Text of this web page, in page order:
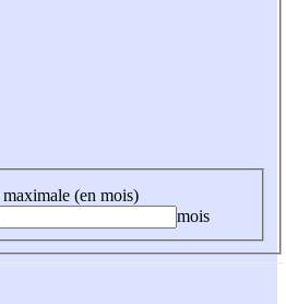
(en mois)
mois